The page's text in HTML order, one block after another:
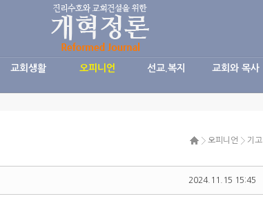
교회생활 오피니언 선교.복지 교회와 목사
오피니언 기고
2024.11.15 15:45